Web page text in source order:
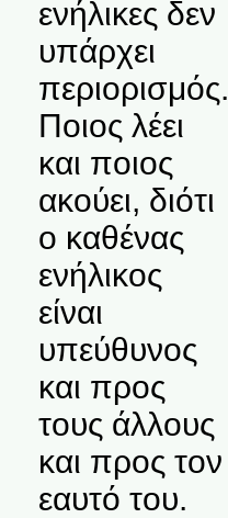
ενήλικες δεν
υπάρχει
περιορισμός.
Ποιος λέει
και ποιος
ακούει, διότι
ο καθένας
ενήλικος
είναι
υπεύθυνος
και προς
τους άλλους
και προς τον
εαυτό του.